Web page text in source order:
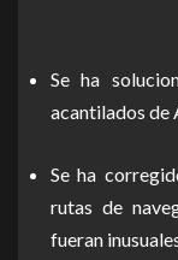
Se ha
acantilados de
Se ha
rutas de
fueran